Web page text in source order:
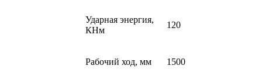
Ударная энергия,
КНм
120
Рабочий ход, мм 1500